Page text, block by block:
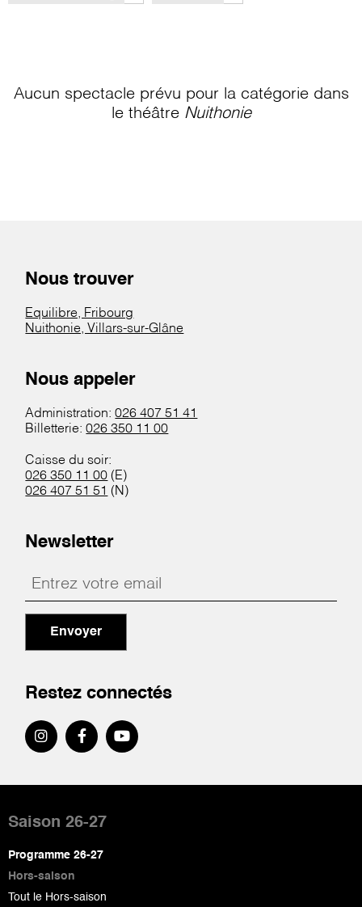
Aucun spectacle prévu pour la catégorie dans
le théâtre Nuithonie
Nous trouver
Equilibre, Fribourg
Nuithonie, Villars-sur-Glâne
Nous appeler
Administration:026 407 51 41
Billetterie:026 350 11 00
Caisse du soir:
026 350 11 00 (E)
026 407 51 51 (N)
Newsletter
Envoyer
Restez connectés
de
page
Saison 26-27
Programme 26-27
Hors-saison
Tout le Hors-saison